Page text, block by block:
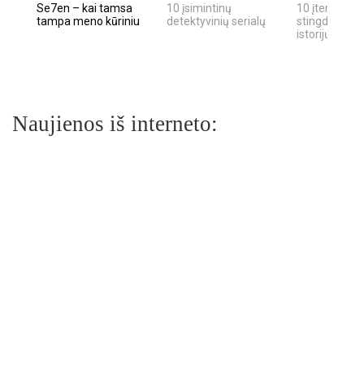
Se7en – kai tamsa
tampa meno kūriniu
10 įsimintinų
detektyvinių serialų
10 įtemptų,
stingdančių
istorijų
Naujienos iš interneto: